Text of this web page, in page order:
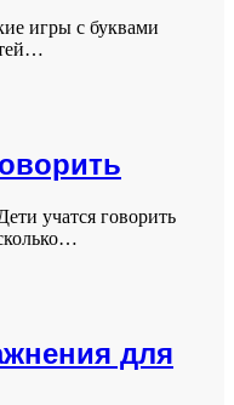
игры с буквами
учатся говорить
для